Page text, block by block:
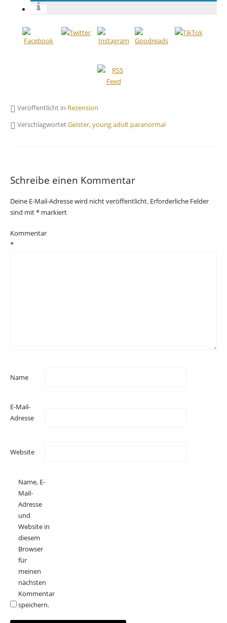
Veröffentlicht in Rezension
VerschlagwortetGeister,young adult paranormal
Schreibe einen Kommentar
Deine E-Mail-Adresse wird nicht veröffentlicht. Erforderliche Felder
sind mit* markiert
Kommentar
*
Name
E-Mail-
Adresse
Website
Name, E-
Mail-
Adresse
und
Website in
diesem
Browser
für
meinen
nächsten
Kommentar
speichern.